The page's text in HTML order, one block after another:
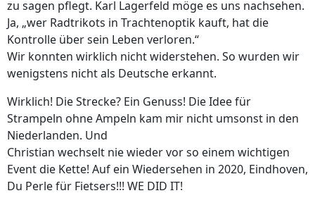
zu sagen pflegt. Karl Lagerfeld möge es uns nachsehen.
Ja, „wer Radtrikots in Trachtenoptik kauft, hat die
Kontrolle über sein Leben verloren.“
Wir konnten wirklich nicht widerstehen. So wurden wir
wenigstens nicht als Deutsche erkannt.
Wirklich! Die Strecke? Ein Genuss! Die Idee für
Strampeln ohne Ampeln kam mir nicht umsonst in den
Niederlanden. Und
Christian wechselt nie wieder vor so einem wichtigen
Event die Kette! Auf ein Wiedersehen in 2020, Eindhoven,
Du Perle für Fietsers!!! WE DID IT!